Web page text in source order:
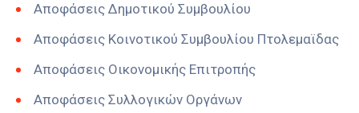
Αποφάσεις Δημοτικού Συμβουλίου
Αποφάσεις Κοινοτικού Συμβουλίου Πτολεμαϊδας
Αποφάσεις Οικονομικής Επιτροπής
Αποφάσεις Συλλογικών Οργάνων